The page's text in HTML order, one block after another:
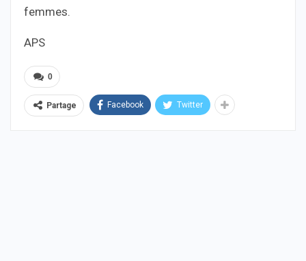
femmes.
APS
0
Partage Facebook Twitter